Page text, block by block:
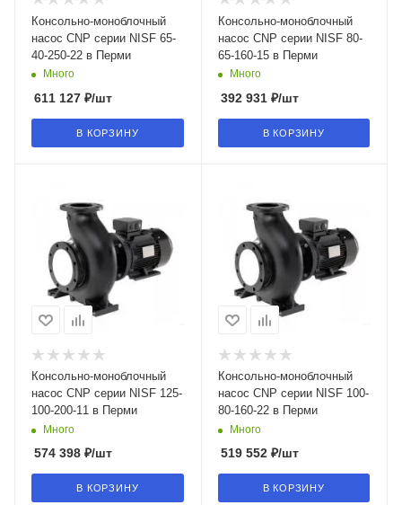
Консольно-моноблочный
насос CNP серии NISF 65-
40-250-22 в Перми
Много
611 127 ₽/шт
В КОРЗИНУ
Консольно-моноблочный
насос CNP серии NISF 80-
65-160-15 в Перми
Много
392 931₽/шт
В КОРЗИНУ
Консольно-моноблочный
насос CNP серии NISF 125-
100-200-11 в Перми
Много
574 398 ₽/шт
В КОРЗИНУ
Консольно-моноблочный
насос CNP серии NISF 100-
80-160-22 в Перми
Много
519 552₽/шт
В КОРЗИНУ